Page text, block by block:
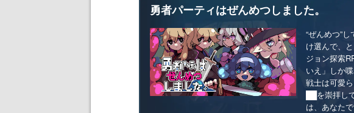
勇者パーティはぜんめつしました。
“ぜんめつ”
け選んで、
ジョン探索
いえ」しか
戦士は可愛
██を崇拝し
は、あなたで